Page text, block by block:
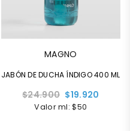
MAGNO
JABÓN DE DUCHA ÍNDIGO 400 ML
Precio
habitual
$24.900 $19.920
Valor ml: $50